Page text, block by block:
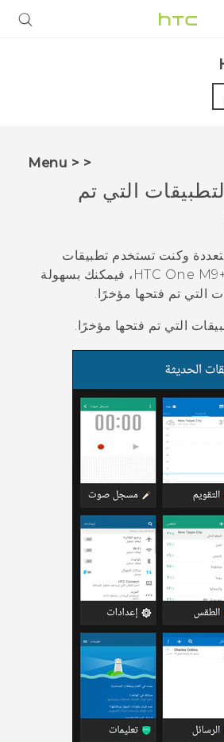
< < Menu
التي تم
متعددة وكنت تستخدم تطبيقات
+HTC
، فيمكنك بسهولة
التي تم فتحها مؤخرًا.
التي تم فتحها مؤخرًا.